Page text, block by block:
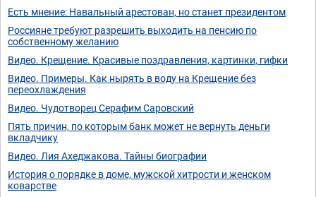
Есть мнение: Навальный арестован, но станет президентом
Россияне требуют разрешить выходить на пенсию по
собственному желанию
Видео. Крещение. Красивые поздравления, картинки, гифки
Видео. Примеры. Как нырять в воду на Крещение без
переохлаждения
Видео. Чудотворец Серафим Саровский
Пять причин, по которым банк может не вернуть деньги
вкладчику
Видео. Лия Ахеджакова. Тайны биографии
История о порядке в доме, мужской хитрости и женском
коварстве